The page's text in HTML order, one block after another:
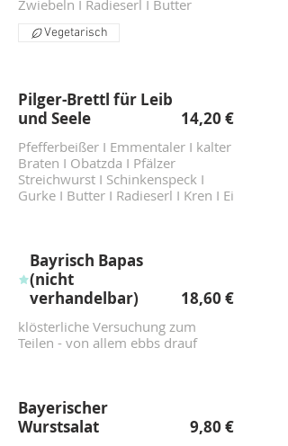
Zwiebeln I Radieserl I Butter
Vegetarisch
Pilger-Brettl für Leib
und Seele
Pfefferbeißer I Emmentaler I kalter
Braten I Obatzda I Pfälzer
Streichwurst I Schinkenspeck I
Gurke I Butter I Radieserl I Kren I Ei
14,20 €
Bayrisch Bapas
(nicht
verhandelbar)
klösterliche Versuchung zum
Teilen - von allem ebbs drauf
18,60 €
Bayerischer
Wurstsalat
9,80 €